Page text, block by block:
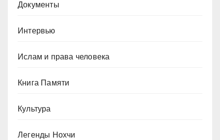
Документы
Интервью
Ислам и права человека
Книга Памяти
Культура
Легенды Нохчи